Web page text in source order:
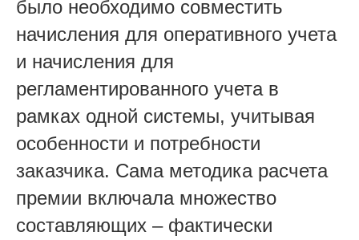
было необходимо совместить
начисления для оперативного учета
и начисления для
регламентированного учета в
рамках одной системы, учитывая
особенности и потребности
заказчика. Сама методика расчета
премии включала множество
составляющих – фактически